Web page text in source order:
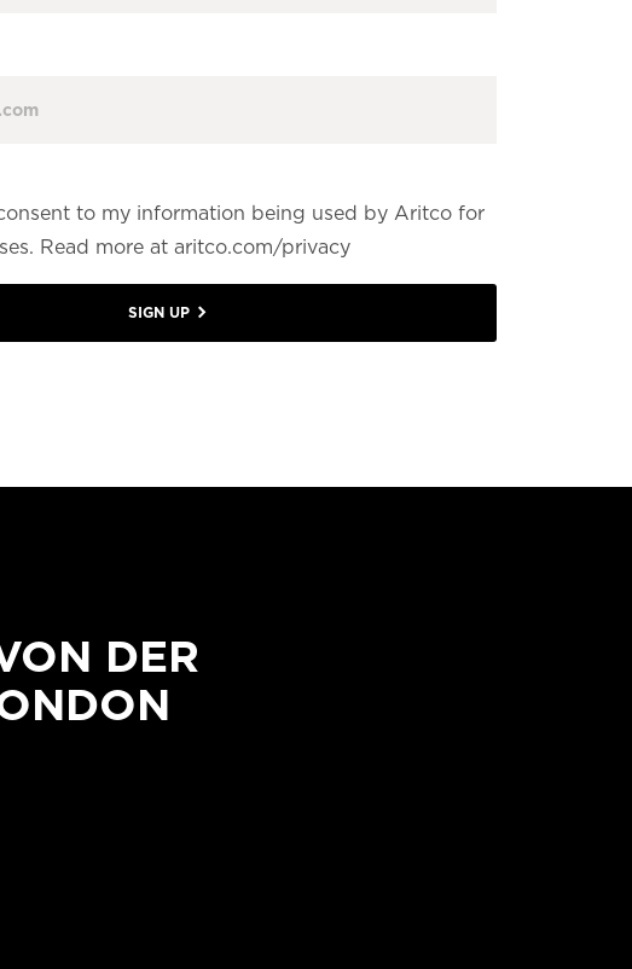
to my information being used by Aritco for
Read more at aritco.com/privacy
SIGN UP
DER